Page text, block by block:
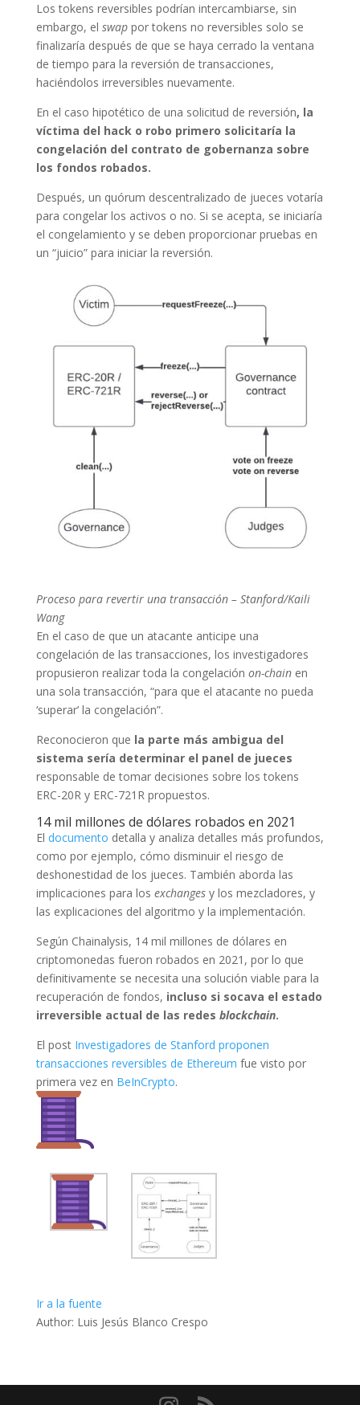
Los tokens reversibles podrían intercambiarse, sin
embargo, el swappor tokens no reversibles solo se
finalizaría después de que se haya cerrado la ventana
de tiempo para la reversión de transacciones,
haciéndolos irreversibles nuevamente.
En el caso hipotético de una solicitud de reversión, la
víctima del hack o robo primero solicitaría la
congelación del contrato de gobernanza sobre
los fondos robados.
Después, un quórum descentralizado de jueces votaría
para congelar los activos o no. Si se acepta, se iniciaría
el congelamiento y se deben proporcionar pruebas en
un “juicio” para iniciar la reversión.
Proceso para revertir una transacción – Stanford/Kaili
Wang
En el caso de que un atacante anticipe una
congelación de las transacciones, los investigadores
propusieron realizar toda la congelación on-chainen
una sola transacción, “para que el atacante no pueda
‘superar’ la congelación”.
Reconocieron que la parte más ambigua del
sistema sería determinar el panel de jueces
responsable de tomar decisiones sobre los tokens
ERC-20R y ERC-721R propuestos.
14 mil millones de dólares robados en 2021
El documento detalla y analiza detalles más profundos,
como por ejemplo, cómo disminuir el riesgo de
deshonestidad de los jueces. También aborda las
implicaciones para los exchangesy los mezcladores, y
las explicaciones del algoritmo y la implementación.
Según Chainalysis, 14 mil millones de dólares en
criptomonedas fueron robados en 2021, por lo que
definitivamente se necesita una solución viable para la
recuperación de fondos, incluso si socava el estado
irreversible actual de las redes blockchain.
El post Investigadores de Stanford proponen
transacciones reversibles de Ethereum fue visto por
primera vez en BeInCrypto.
Ir a la fuente
Author: Luis Jesús Blanco Crespo